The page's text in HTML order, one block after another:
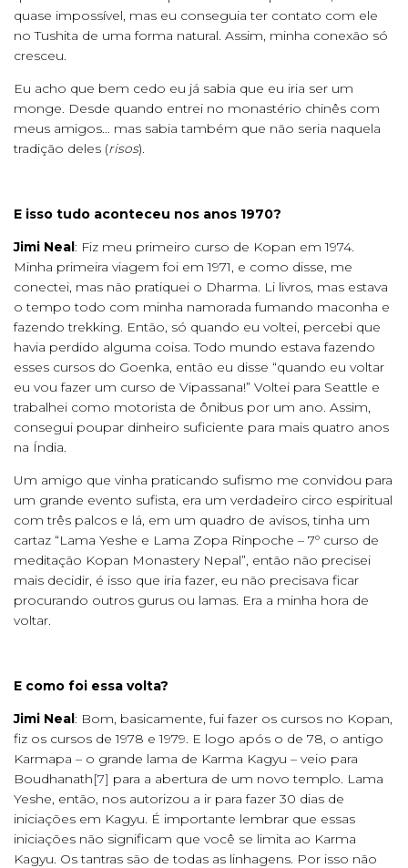
quase impossível, mas eu conseguia ter contato com ele
no Tushita de uma forma natural. Assim, minha conexão só
cresceu.
Eu acho que bem cedo eu já sabia que eu iria ser um
monge. Desde quando entrei no monastério chinês com
meus amigos… mas sabia também que não seria naquela
tradição deles (risos).
E isso tudo aconteceu nos anos 1970?
Jimi Neal: Fiz meu primeiro curso de Kopan em 1974.
Minha primeira viagem foi em 1971, e como disse, me
conectei, mas não pratiquei o Dharma. Li livros, mas estava
o tempo todo com minha namorada fumando maconha e
fazendo trekking. Então, só quando eu voltei, percebi que
havia perdido alguma coisa. Todo mundo estava fazendo
esses cursos do Goenka, então eu disse “quando eu voltar
eu vou fazer um curso de Vipassana!” Voltei para Seattle e
trabalhei como motorista de ônibus por um ano. Assim,
consegui poupar dinheiro suficiente para mais quatro anos
na Índia.
Um amigo que vinha praticando sufismo me convidou para
um grande evento sufista, era um verdadeiro circo espiritual
com três palcos e lá, em um quadro de avisos, tinha um
cartaz “Lama Yeshe e Lama Zopa Rinpoche – 7º curso de
meditação Kopan Monastery Nepal”, então não precisei
mais decidir, é isso que iria fazer, eu não precisava ficar
procurando outros gurus ou lamas. Era a minha hora de
voltar.
E como foi essa volta?
Jimi Neal: Bom, basicamente, fui fazer os cursos no Kopan,
fiz os cursos de 1978 e 1979. E logo após o de 78, o antigo
Karmapa – o grande lama de Karma Kagyu – veio para
Boudhanath[7] para a abertura de um novo templo. Lama
Yeshe, então, nos autorizou a ir para fazer 30 dias de
iniciações em Kagyu. É importante lembrar que essas
iniciações não significam que você se limita ao Karma
Kagyu. Os tantras são de todas as linhagens. Por isso não